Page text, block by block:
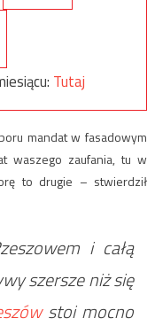
Tutaj
mandat w fasadowym
waszego zaufania, tu w
to drugie – stwierdził
i całą
szersze niż się
stoi mocno